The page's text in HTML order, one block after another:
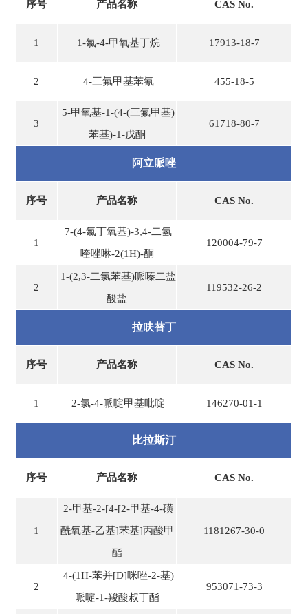
序号 产品名称 CAS No.
1 1-氯-4-甲氧基丁烷 17913-18-7
2 4-三氟甲基苯氰 455-18-5
3
5-甲氧基-1-(4-(三氟甲基)
苯基)-1-戊酮
61718-80-7
阿立哌唑
序号 产品名称 CAS No.
1
7-(4-氯丁氧基)-3,4-二氢
喹唑啉-2(1H)-酮
120004-79-7
2
1-(2,3-二氯苯基)哌嗪二盐
酸盐
119532-26-2
拉呋替丁
序号 产品名称 CAS No.
1 2-氯-4-哌啶甲基吡啶 146270-01-1
比拉斯汀
序号 产品名称 CAS No.
1
2-甲基-2-[4-[2-甲基-4-磺
酰氧基-乙基]苯基]丙酸甲
酯
1181267-30-0
2
4-(1H-苯并[D]咪唑-2-基)
哌啶-1-羧酸叔丁酯
953071-73-3